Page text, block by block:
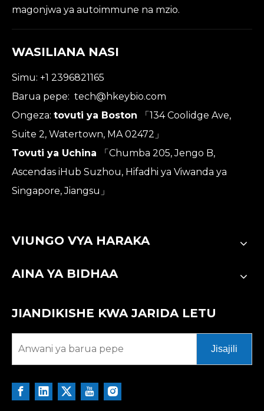
magonjwa ya autoimmune na mzio.
WASILIANA NASI
Simu: +1 2396821165
Barua pepe: tech@hkeybio.com
Ongeza: tovuti ya Boston
「134 Coolidge Ave,
Suite 2, Watertown, MA 02472」
Tovuti ya Uchina
「Chumba 205, Jengo B,
Ascendas iHub Suzhou, Hifadhi ya Viwanda ya
Singapore, Jiangsu」
VIUNGO VYA HARAKA
AINA YA BIDHAA
JIANDIKISHE KWA JARIDA LETU
Jisajili